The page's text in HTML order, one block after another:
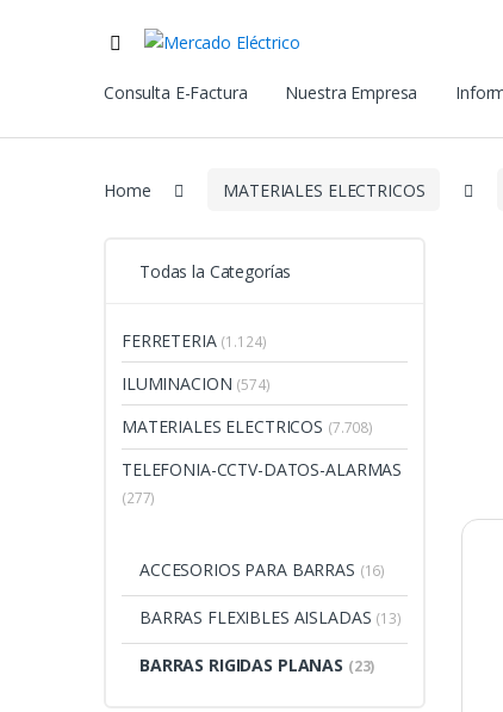
Consulta E-Factura
Nuestra Empresa
Home MATERIALES ELECTRICOS
Todas la Categorías
FERRETERIA (1.124)
ILUMINACION (574)
MATERIALES ELECTRICOS (7.708)
TELEFONIA-CCTV-DATOS-ALARMAS
(277)
ACCESORIOS PARA BARRAS (16)
BARRAS FLEXIBLES AISLADAS (13)
BARRAS RIGIDAS PLANAS (23)